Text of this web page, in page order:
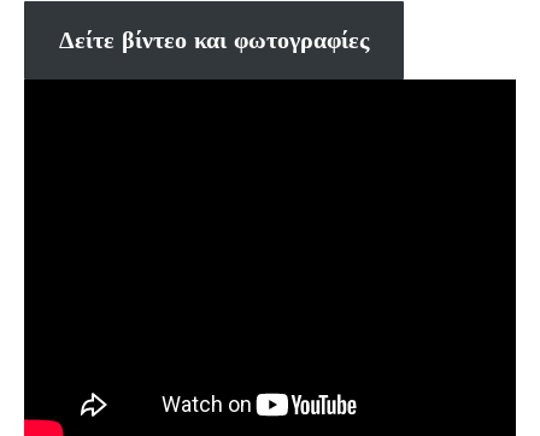
Δείτε βίντεο και φωτογραφίες